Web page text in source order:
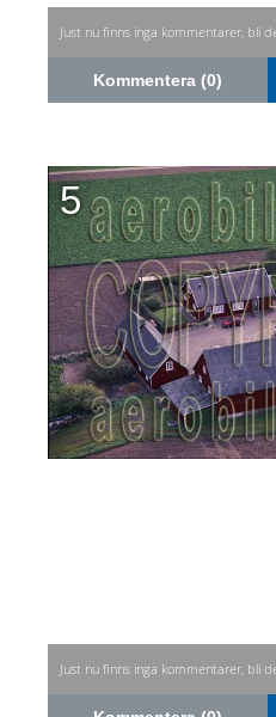
Just nu finns inga kommentarer, bli
Kommentera (0)
5
Just nu finns inga kommentarer, bli